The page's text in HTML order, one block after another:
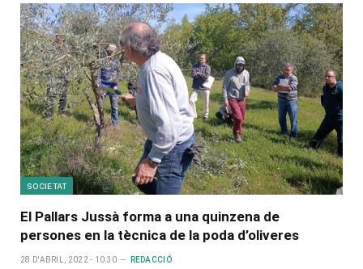
SOCIETAT
El Pallars Jussà forma a una quinzena de
persones en la tècnica de la poda d’oliveres
28 D'ABRIL, 2022 - 10:30 REDACCIÓ